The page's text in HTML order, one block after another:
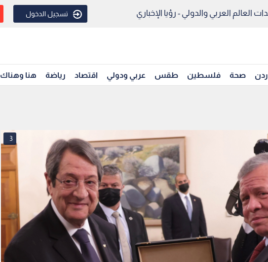
العالم العربي والدولي - رؤيا الإخباري تسجيل الدخول
صحة فلسطين طقس عربي ودولي اقتصاد رياضة هنا وهناك
3